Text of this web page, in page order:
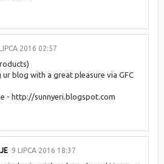
2016 02:57
blog with a great pleasure via GFC
- http://sunnyeri.blogspot.com
9 LIPCA 2016 18:37